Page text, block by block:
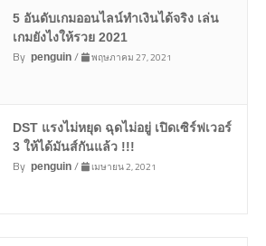
5 อันดับเกมออนไลน์ทำเงินได้จริง เล่น
เกมยังไงให้รวย 2021
By penguin/ พฤษภาคม 27, 2021
DST แรงไม่หยุด ฉุดไม่อยู่ เปิดเซิร์ฟเวอร์
3 ให้ได้มันส์กันแล้ว !!!
By penguin/ เมษายน 2, 2021